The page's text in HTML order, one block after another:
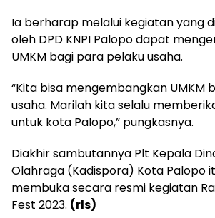
Ia berharap melalui kegiatan yang
oleh DPD KNPI Palopo dapat
UMKM bagi para pelaku usaha.
“Kita bisa mengembangkan UMKM
usaha. Marilah kita selalu
untuk kota Palopo,” pungkasnya.
Diakhir sambutannya Plt Kepala
Olahraga (Kadispora) Kota Palopo
membuka secara resmi kegiatan
Fest 2023. (rls)